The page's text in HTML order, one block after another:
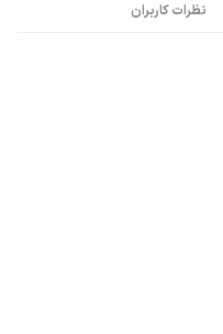
نظرات کاربران